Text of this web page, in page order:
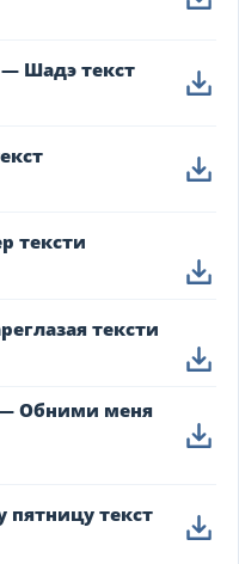
Шадэ текст
тексти
тексти
— Обними меня
пятницу текст